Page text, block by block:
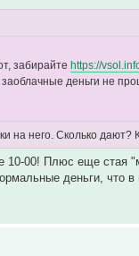
забирайтеhttps://
деньги не
на него. Сколько дают?
10-00! Плюс еще стая
деньги, что в